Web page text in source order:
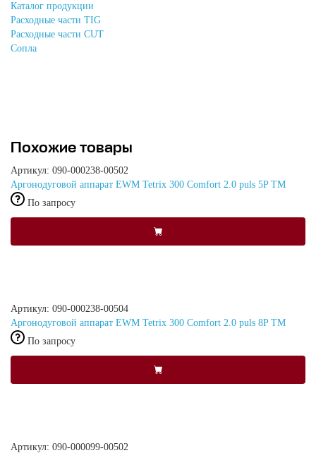
Каталог продукции
Расходные части TIG
Расходные части CUT
Сопла
Похожие товары
Артикул: 090-000238-00502
Аргонодуговой аппарат EWM Tetrix 300 Comfort 2.0 puls 5P TM
По запросу
Артикул: 090-000238-00504
Аргонодуговой аппарат EWM Tetrix 300 Comfort 2.0 puls 8P TM
По запросу
Артикул: 090-000099-00502